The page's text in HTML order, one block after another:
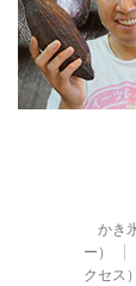
かき
ー）
クセス）